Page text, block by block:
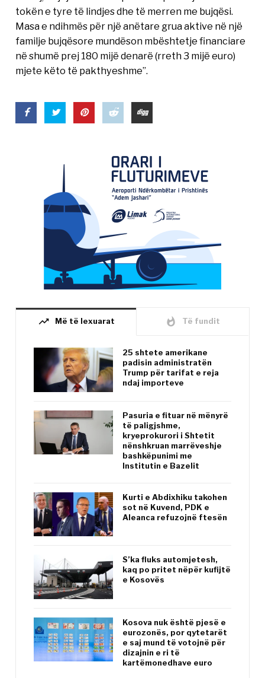
tokën e tyre të lindjes dhe të merren me bujqësi.
Masa e ndihmës për një anëtare grua aktive në një
familje bujqësore mundëson mbështetje financiare
në shumë prej 180 mijë denarë (rreth 3 mijë euro)
mjete këto të pakthyeshme”.
trending_up Më të lexuarat whatshot Të fundit
25 shtete amerikane
padisin administratën
Trump për tarifat e reja
ndaj importeve
Pasuria e fituar në mënyrë
të paligjshme,
kryeprokurori i Shtetit
nënshkruan marrëveshje
bashkëpunimi me
Institutin e Bazelit
Kurti e Abdixhiku takohen
sot në Kuvend, PDK e
Aleanca refuzojnë ftesën
S’ka fluks automjetesh,
kaq po pritet nëpër kufijtë
e Kosovës
Kosova nuk është pjesë e
eurozonës, por qytetarët
e saj mund të votojnë për
dizajnin e ri të
kartëmonedhave euro